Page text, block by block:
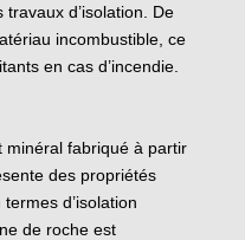
d’isolation. De
incombustible, ce
en cas d’incendie.
minéral fabriqué à partir
des propriétés
d’isolation
de roche est